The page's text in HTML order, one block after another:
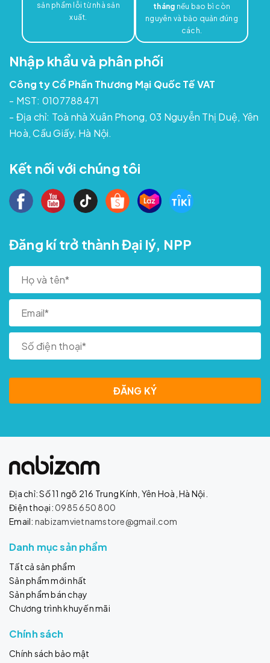
sản phẩm lỗi từ nhà sản
xuất.
tháng nếu bao bì còn
nguyên và bảo quản đúng
cách.
Nhập khẩu và phân phối
Công ty Cổ Phần Thương Mại Quốc Tế VAT
- MST: 0107788471
- Địa chỉ: Toà nhà Xuân Phong, 03 Nguyễn Thị Duệ, Yên
Hoà, Cầu Giấy, Hà Nội.
Kết nối với chúng tôi
Đăng kí trở thành Đại lý, NPP
ĐĂNG KÝ
Địa chỉ: Số 11 ngõ 216 Trung Kính, Yên Hoà, Hà Nội.
Điện thoại:0985 650 800
Email: nabizamvietnamstore@gmail.com
Danh mục sản phẩm
Tất cả sản phẩm
Sản phẩm mới nhất
Sản phẩm bán chạy
Chương trình khuyến mãi
Chính sách
Chính sách bảo mật